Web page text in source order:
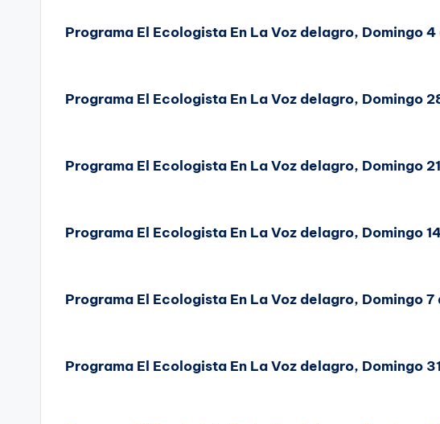
Programa El Ecologista En La Voz delagro, Domingo
Programa El Ecologista En La Voz delagro, Domingo
Programa El Ecologista En La Voz delagro, Domingo
Programa El Ecologista En La Voz delagro, Domingo
Programa El Ecologista En La Voz delagro, Domingo
Programa El Ecologista En La Voz delagro, Domingo